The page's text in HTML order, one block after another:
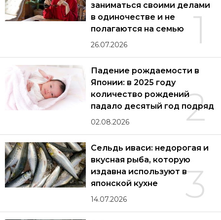
1
заниматься своими делами
в одиночестве и не
полагаются на семью
26.07.2026
2
Падение рождаемости в
Японии: в 2025 году
количество рождений
падало десятый год подряд
02.08.2026
3
Сельдь иваси: недорогая и
вкусная рыба, которую
издавна используют в
японской кухне
14.07.2026